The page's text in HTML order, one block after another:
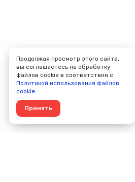
Продолжая просмотр этого сайта,
вы соглашаетесь на обработку
файлов cookie в соответствии с
Политикой использования файлов
cookie
Принять